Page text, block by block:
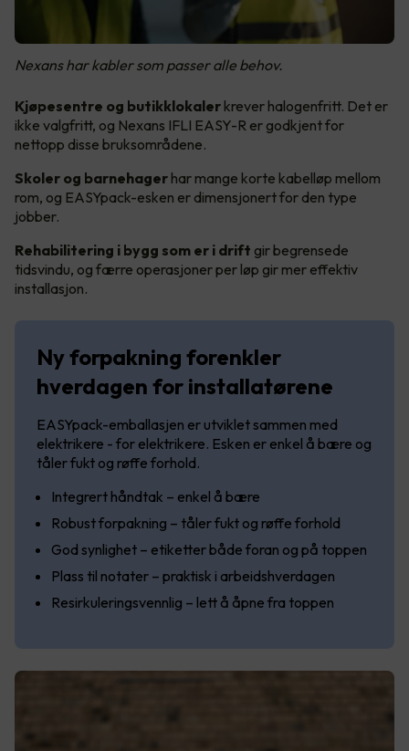
Nexans har kabler som passer alle behov.
Kjøpesentre og butikklokaler krever halogenfritt. Det er
ikke valgfritt, og Nexans IFLI EASY-R er godkjent for
nettopp disse bruksområdene.
Skoler og barnehager har mange korte kabelløp mellom
rom, og EASYpack-esken er dimensjonert for den type
jobber.
Rehabilitering i bygg som er i drift gir begrensede
tidsvindu, og færre operasjoner per løp gir mer effektiv
installasjon.
Ny forpakning forenkler
hverdagen for installatørene
EASYpack-emballasjen er utviklet sammen med
elektrikere - for elektrikere. Esken er enkel å bære og
tåler fukt og røffe forhold.
Integrert håndtak – enkel å bære
Robust forpakning – tåler fukt og røffe forhold
God synlighet – etiketter både foran og på toppen
Plass til notater – praktisk i arbeidshverdagen
Resirkuleringsvennlig – lett å åpne fra toppen